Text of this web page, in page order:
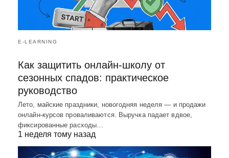
E-LEARNING
Как защитить онлайн-школу от
сезонных спадов: практическое
руководство
Лето, майские праздники, новогодняя неделя — и продажи
онлайн-курсов проваливаются. Выручка падает вдвое,
фиксированные расходы…
1 неделя тому назад